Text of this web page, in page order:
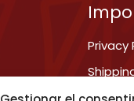
Privacy
Term &